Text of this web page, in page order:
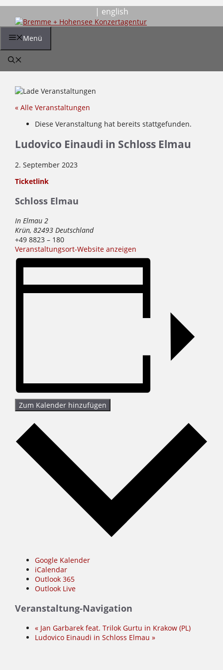
Inhalt
springen
| english
Menü
« Alle Veranstaltungen
Diese Veranstaltung hat bereits stattgefunden.
Ludovico Einaudi in Schloss Elmau
2. September 2023
Ticketlink
Schloss Elmau
In Elmau 2
Krün, 82493 Deutschland
+49 8823 – 180
Veranstaltungsort-Website anzeigen
Zum Kalender hinzufügen
Google Kalender
iCalendar
Outlook 365
Outlook Live
Veranstaltung-Navigation
« Jan Garbarek feat. Trilok Gurtu in Krakow (PL)
Ludovico Einaudi in Schloss Elmau »